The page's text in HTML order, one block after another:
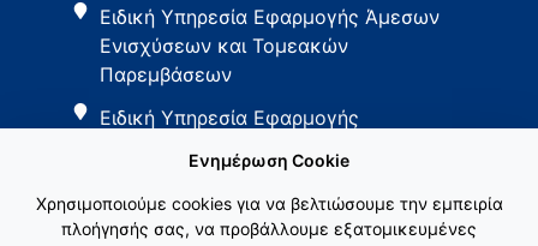
Ειδική Υπηρεσία Εφαρμογής Άμεσων
Ενισχύσεων και Τομεακών
Παρεμβάσεων
Ειδική Υπηρεσία Εφαρμογής
Ενημέρωση Cookie
Χρησιμοποιούμε cookies για να βελτιώσουμε την εμπειρία
πλοήγησής σας, να προβάλλουμε εξατομικευμένες